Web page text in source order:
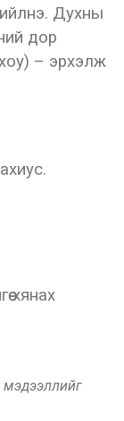
Духны
дор
– эрхэлж
хянах
мэдээллийг